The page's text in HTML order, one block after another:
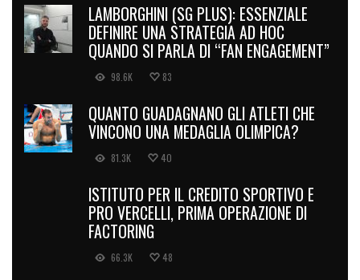
LAMBORGHINI (SG PLUS): ESSENZIALE
DEFINIRE UNA STRATEGIA AD HOC
QUANDO SI PARLA DI “FAN ENGAGEMENT”
98.6K 83
QUANTO GUADAGNANO GLI ATLETI CHE
VINCONO UNA MEDAGLIA OLIMPICA?
81.3K 40
ISTITUTO PER IL CREDITO SPORTIVO E
PRO VERCELLI, PRIMA OPERAZIONE DI
FACTORING
66.3K 48